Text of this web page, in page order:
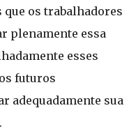
os trabalhadores
plenamente essa
esses
futuros
adequadamente sua